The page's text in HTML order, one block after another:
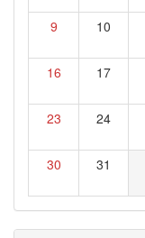
9 10
16 17
23 24
30 31